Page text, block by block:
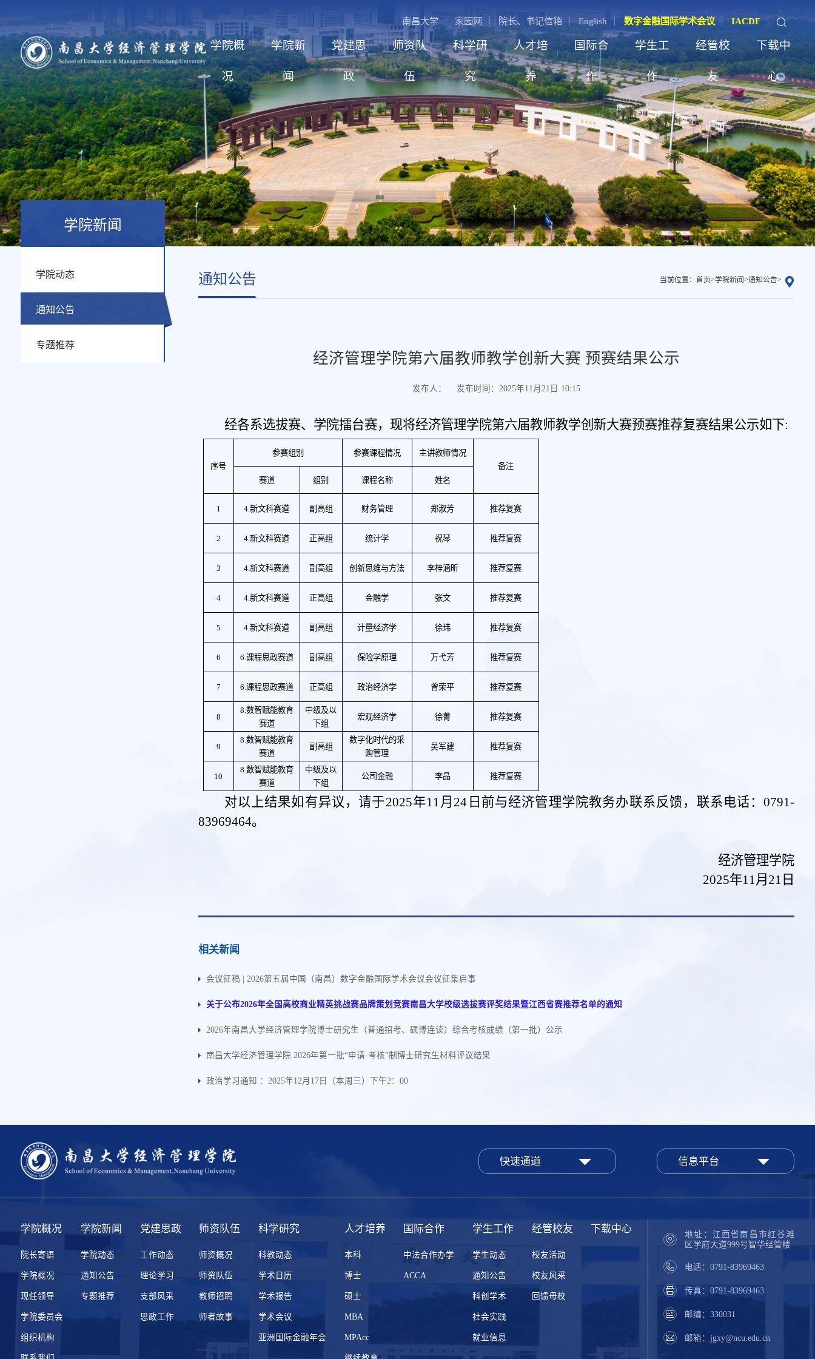
南昌大学 家园网 院长、书记信箱 English 数字金融国际学术会议 IACDF
学院概
况
学院新
闻
党建思
政
师资队
伍
科学研
究
人才培
养
国际合
作
学生工
作
经管校
友
下载中
心
学院新闻
学院动态
通知公告
专题推荐
通知公告 当前位置：首页>学院新闻>通知公告>
经济管理学院第六届教师教学创新大赛 预赛结果公示
发布人： 发布时间：2025年11月21日 10:15
经各系选拔赛、学院擂台赛，现将经济管理学院第六届教师教学创新大赛预赛推荐复赛结果公示如下:
序号
参赛组别 参赛课程情况
主讲教师情况
备注
赛道
组别 课程名称 姓名
1 4.新文科赛道 副高组 财务管理 郑淑芳 推荐复赛
2 4.新文科赛道 正高组 统计学 祝琴 推荐复赛
3 4.新文科赛道 副高组 创新思维与方法 李梓涵昕 推荐复赛
4 4.新文科赛道 正高组 金融学 张文 推荐复赛
5 4.新文科赛道 副高组 计量经济学 徐玮 推荐复赛
6 6.课程思政赛道 副高组 保险学原理 万弋芳 推荐复赛
7 6.课程思政赛道 正高组 政治经济学 曾荣平 推荐复赛
8
8.数智赋能教育
赛道
中级及以
下组
宏观经济学 徐菁 推荐复赛
9
8.数智赋能教育
赛道
副高组
数字化时代的采
购管理
吴军建 推荐复赛
10
8.数智赋能教育
赛道
中级及以
下组
公司金融 李晶 推荐复赛
对以上结果如有异议，请于2025年11月 24 日前与经济管理学院教务办联系反馈，联系电话：0791-
83969464。
经济管理学院
2025年11月21日
相关新闻
会议征稿 | 2026第五届中国（南昌）数字金融国际学术会议会议征集启事
关于公布2026年全国高校商业精英挑战赛品牌策划竞赛南昌大学校级选拔赛评奖结果暨江西省赛推荐名单的通知
2026年南昌大学经济管理学院博士研究生（普通招考、硕博连读）综合考核成绩（第一批）公示
南昌大学经济管理学院 2026年第一批“申请-考核”制博士研究生材料评议结果
政治学习通知 ：2025年12月17日（本周三）下午2：00
快速通道 信息平台
学院概况
院长寄语
学院概况
现任领导
学院委员会
组织机构
学院新闻
学院动态
通知公告
专题推荐
党建思政
工作动态
理论学习
支部风采
思政工作
师资队伍
师资概况
师资队伍
教师招聘
师者故事
科学研究
科教动态
学术日历
学术报告
学术会议
亚洲国际金融年会
人才培养
本科
博士
硕士
MBA
MPAcc
国际合作
中法合作办学
ACCA
学生工作
学生动态
通知公告
科创学术
社会实践
就业信息
经管校友
校友活动
校友风采
回馈母校
下载中心
地址：江西省南昌市红谷滩
区学府大道999号智华经管楼
电话：0791-83969463
传真：0791-83969463
邮编：330031
邮箱：jgxy@ncu.edu.cn